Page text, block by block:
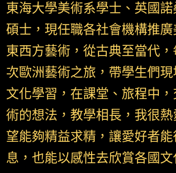
東海大學美術系學士、英國
碩士，現任職各社會機構推
東西方藝術，從古典至當代
次歐洲藝術之旅，帶學生們
文化學習，在課堂、旅程中
術的想法，教學相長，我很
望能夠精益求精，讓愛好者
息，也能以感性去欣賞各國文